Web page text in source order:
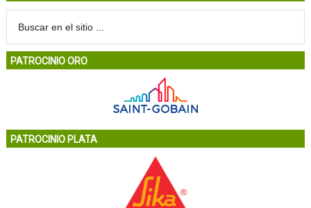
PATROCINIO ORO
PATROCINIO PLATA